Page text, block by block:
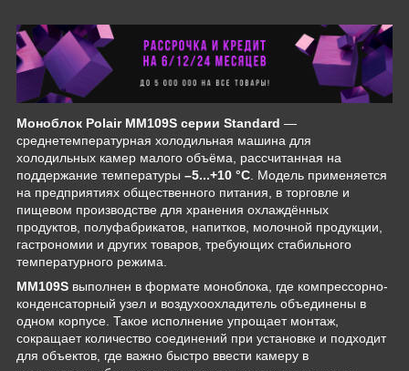
Моноблок Polair MM109S серии Standard —
среднетемпературная холодильная машина для
холодильных камер малого объёма, рассчитанная на
поддержание температуры –5...+10 °C . Модель применяется
на предприятиях общественного питания, в торговле и
пищевом производстве для хранения охлаждённых
продуктов, полуфабрикатов, напитков, молочной продукции,
гастрономии и других товаров, требующих стабильного
температурного режима.
MM109S выполнен в формате моноблока, где компрессорно-
конденсаторный узел и воздухоохладитель объединены в
одном корпусе. Такое исполнение упрощает монтаж,
сокращает количество соединений при установке и подходит
для объектов, где важно быстро ввести камеру в